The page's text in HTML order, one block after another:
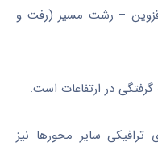
قزوین – رشت مسیر (رفت و
در ارتفاعات است.
سایر محورها نیز